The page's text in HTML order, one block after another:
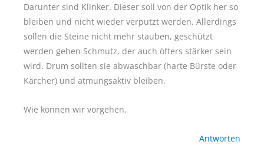
Darunter sind Klinker. Dieser soll von der Optik her so
bleiben und nicht wieder verputzt werden. Allerdings
sollen die Steine nicht mehr stauben, geschützt
werden gehen Schmutz, der auch öfters stärker sein
wird. Drum sollten sie abwaschbar (harte Bürste oder
Kärcher) und atmungsaktiv bleiben.
Wie können wir vorgehen.
Antworten